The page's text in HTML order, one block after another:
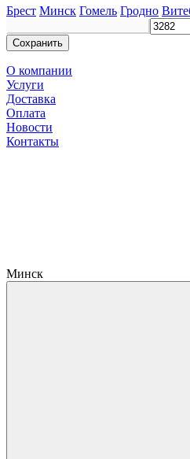
Брест Минск Гомель Гродно
Сохранить
О компании
Услуги
Доставка
Оплата
Новости
Контакты
Минск